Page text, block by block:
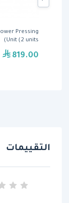
Pressing
Unit (2 units)
819.00
التقييمات